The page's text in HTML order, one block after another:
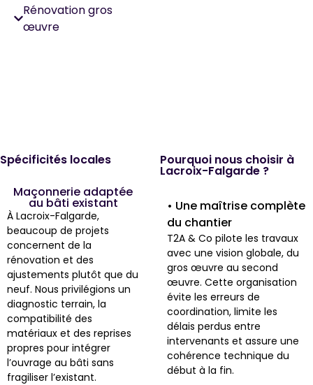
Rénovation gros
œuvre
Spécificités locales
Maçonnerie adaptée
au bâti existant
À Lacroix-Falgarde,
beaucoup de projets
concernent de la
rénovation et des
ajustements plutôt que du
neuf. Nous privilégions un
diagnostic terrain, la
compatibilité des
matériaux et des reprises
propres pour intégrer
l’ouvrage au bâti sans
fragiliser l’existant.
Pourquoi nous choisir à
Lacroix-Falgarde ?
• Une maîtrise complète
du chantier
T2A & Co pilote les travaux
avec une vision globale, du
gros œuvre au second
œuvre. Cette organisation
évite les erreurs de
coordination, limite les
délais perdus entre
intervenants et assure une
cohérence technique du
début à la fin.